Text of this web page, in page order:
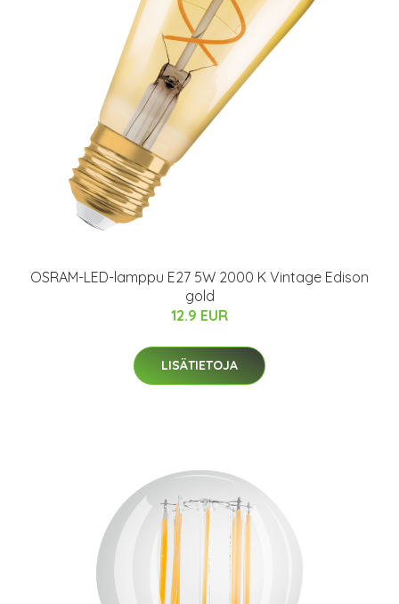
OSRAM-LED-lamppu E27 5W 2000 K Vintage Edison
gold
12.9 EUR
LISÄTIETOJA